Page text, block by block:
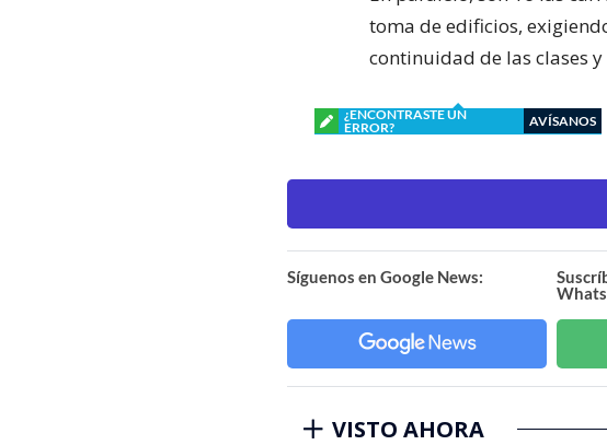
toma de edificios,
continuidad de las clases y
¿ENCONTRASTE UN
ERROR?
AVÍSANOS
Síguenos en Google News:
VISTO AHORA